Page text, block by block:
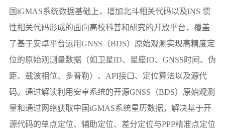
国iGMAS系统数据基础上，增加北斗相关代码以及INS 惯
性相关代码形成的面向高校科普和研究的开放平台，覆盖
了基于安卓平台运用GNSS（BDS）原始观测实现高精度定
位的原始观测量数据（如卫星ID、星座ID、GNSS时间、伪
距、载波相位、多普勒）、API接口、定位算法以及源代
码。通过解读利用安卓系统的开源GNSS（BDS）原始观测
量和通过网络获取中国iGMAS系统星历数据，解决基于开
源代码的单点定位、辅助定位、差分定位与PPP精准点定位